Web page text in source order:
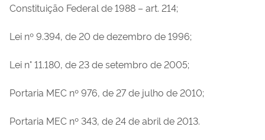
Constituição Federal de 1988 – art. 214;
Lei nº 9.394, de 20 de dezembro de 1996;
Lei n° 11.180, de 23 de setembro de 2005;
Portaria MEC nº 976, de 27 de julho de 2010;
Portaria MEC nº 343, de 24 de abril de 2013.